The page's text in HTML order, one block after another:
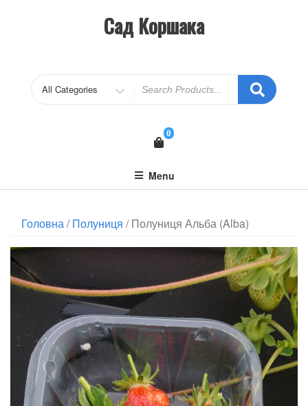
Сад Коршака
0
Menu
Головна/Полуниця / Полуниця Альба (Alba)